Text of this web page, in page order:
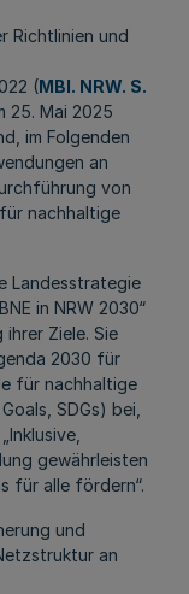
Richtlinien und
(MBl. NRW. S.
25. Mai 2025
im Folgenden
an
von
nachhaltige
Landesstrategie
in NRW 2030“
Ziele. Sie
2030 für
für nachhaltige
SDGs) bei,
gewährleisten
für alle fördern“.
und
an